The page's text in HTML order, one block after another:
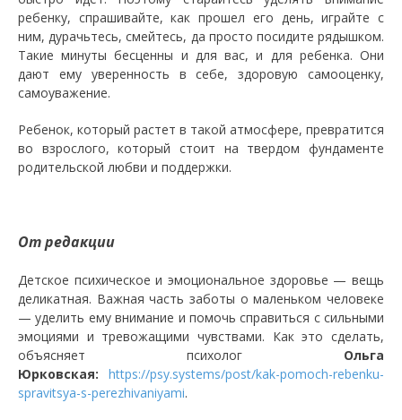
ребенку, спрашивайте, как прошел его день, играйте с
ним, дурачьтесь, смейтесь, да просто посидите рядышком.
Такие минуты бесценны и для вас, и для ребенка. Они
дают ему уверенность в себе, здоровую самооценку,
самоуважение.
Ребенок, который растет в такой атмосфере, превратится
во взрослого, который стоит на твердом фундаменте
родительской любви и поддержки.
От редакции
Детское психическое и эмоциональное здоровье — вещь
деликатная. Важная часть заботы о маленьком человеке
— уделить ему внимание и помочь справиться с сильными
эмоциями и тревожащими чувствами. Как это сделать,
объясняет психолог Ольга
Юрковская:
https://psy.systems/post/kak-pomoch-rebenku-
spravitsya-s-perezhivaniyami.